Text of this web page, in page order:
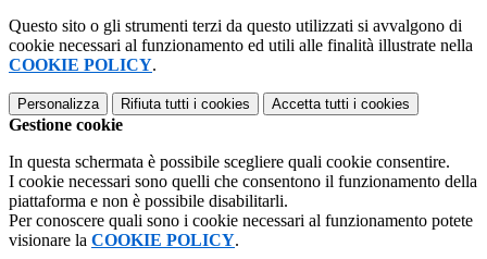
Questo sito o gli strumenti terzi da questo utilizzati si avvalgono di
cookie necessari al funzionamento ed utili alle finalità illustrate nella
COOKIE POLICY.
Personalizza Rifiuta tutti i cookies Accetta tutti i cookies
Gestione cookie
In questa schermata è possibile scegliere quali cookie consentire.
I cookie necessari sono quelli che consentono il funzionamento della
piattaforma e non è possibile disabilitarli.
Per conoscere quali sono i cookie necessari al funzionamento potete
visionare la COOKIE POLICY.